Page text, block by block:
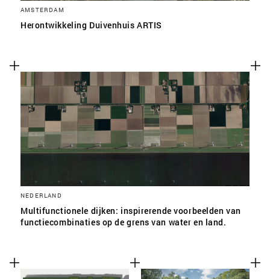
AMSTERDAM
Herontwikkeling Duivenhuis ARTIS
NEDERLAND
Multifunctionele dijken: inspirerende voorbeelden van
functiecombinaties op de grens van water en land.